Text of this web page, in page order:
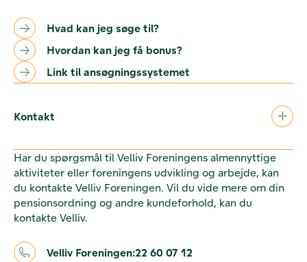
Hvad kan jeg søge til?
Hvordan kan jeg få bonus?
Link til ansøgningssystemet
Kontakt
Har du spørgsmål til Velliv Foreningens almennyttige
aktiviteter eller foreningens udvikling og arbejde, kan
du kontakte Velliv Foreningen. Vil du vide mere om din
pensionsordning og andre kundeforhold, kan du
kontakte Velliv.
Velliv Foreningen:22 60 07 12